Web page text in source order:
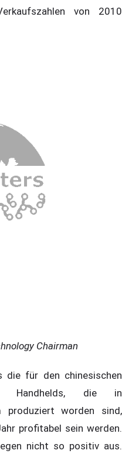
von 2010
Chairman
die für den chinesischen
Handhelds, die in
produziert worden sind,
profitabel sein werden.
nicht so positiv aus.